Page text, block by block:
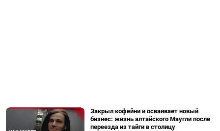
Закрыл кофейни и осваивает новый
бизнес: жизнь алтайского Маугли после
переезда из тайги в столицу